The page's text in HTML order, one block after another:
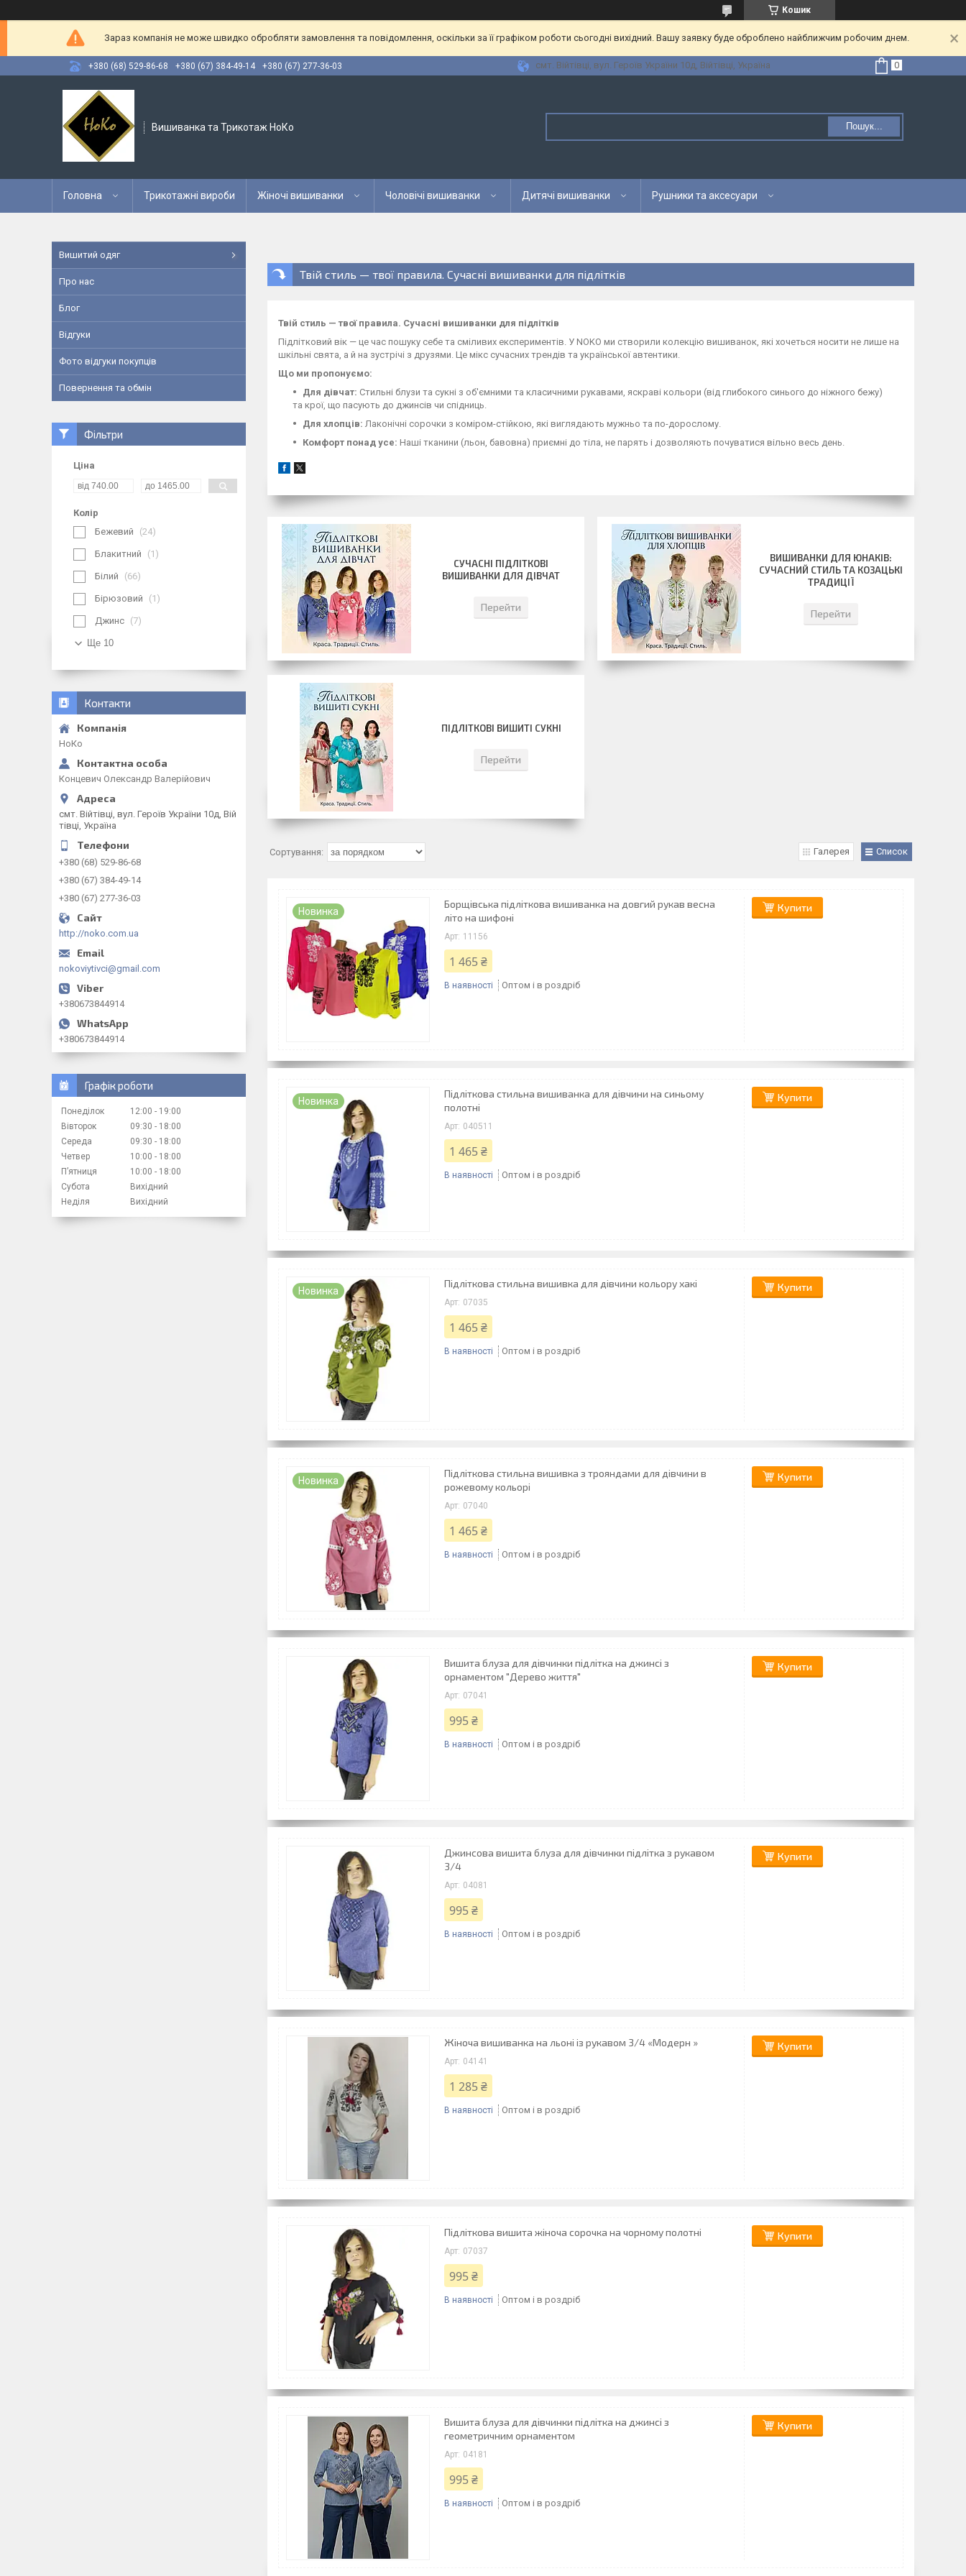
Кошик
Зараз компанія не може швидко обробляти замовлення та повідомлення, оскільки за її графіком роботи сьогодні вихідний. Вашу заявку буде оброблено найближчим робочим днем.
+380 (68) 529-86-68 +380 (67) 384-49-14 +380 (67) 277-36-03 смт. Війтівці, вул. Героїв України 10д, Війтівці, Україна
Вишиванка та Трикотаж НоКо Пошук...
Головна Трикотажні вироби Жіночі вишиванки Чоловічі вишиванки Дитячі вишиванки Рушники та аксесуари
Твій стиль — твої правила. Сучасні вишиванки для підлітків
Твій стиль — твої правила. Сучасні вишиванки для підлітків
Підлітковий вік — це час пошуку себе та сміливих експериментів. У NOKO ми створили колекцію вишиванок, які хочеться носити не лише на
шкільні свята, а й на зустрічі з друзями. Це мікс сучасних трендів та української автентики.
Що ми пропонуємо:
Для дівчат: Стильні блузи та сукні з об'ємними та класичними рукавами, яскраві кольори (від глибокого синього до ніжного бежу)
та крої, що пасують до джинсів чи спідниць.
Для хлопців: Лаконічні сорочки з коміром-стійкою, які виглядають мужньо та по-дорослому.
Комфорт понад усе: Наші тканини (льон, бавовна) приємні до тіла, не парять і дозволяють почуватися вільно весь день.
СУЧАСНІ ПІДЛІТКОВІ
ВИШИВАНКИ ДЛЯ ДІВЧАТ
Перейти
ВИШИВАНКИ ДЛЯ ЮНАКІВ:
СУЧАСНИЙ СТИЛЬ ТА КОЗАЦЬКІ
ТРАДИЦІЇ
Перейти
ПІДЛІТКОВІ ВИШИТІ СУКНІ
Перейти
Галерея Список
Новинка
Борщівська підліткова вишиванка на довгий рукав весна
літо на шифоні
11156
1 465 ₴
В наявності Оптом і в роздріб
Купити
Новинка
Підліткова стильна вишиванка для дівчини на синьому
полотні
040511
1 465 ₴
В наявності Оптом і в роздріб
Купити
Новинка
Підліткова стильна вишивка для дівчини кольору хакі
07035
1 465 ₴
В наявності Оптом і в роздріб
Купити
Новинка
Підліткова стильна вишивка з трояндами для дівчини в
рожевому кольорі
07040
1 465 ₴
В наявності Оптом і в роздріб
Купити
Вишита блуза для дівчинки підлітка на джинсі з
орнаментом "Дерево життя"
07041
995 ₴
В наявності Оптом і в роздріб
Купити
Джинсова вишита блуза для дівчинки підлітка з рукавом
3/4
04081
995 ₴
В наявності Оптом і в роздріб
Купити
Жіноча вишиванка на льоні із рукавом 3/4 «Модерн »
04141
1 285 ₴
В наявності Оптом і в роздріб
Купити
Підліткова вишита жіноча сорочка на чорному полотні
07037
995 ₴
В наявності Оптом і в роздріб
Купити
Вишита блуза для дівчинки підлітка на джинсі з
геометричним орнаментом
04181
995 ₴
В наявності Оптом і в роздріб
Купити
Вишитий одяг
Про нас
Блог
Відгуки
Фото відгуки покупців
Повернення та обмін
Фільтри
Ціна
Колір
Бежевий
24
Блакитний 1
Білий 66
Бірюзовий 1
Джинс 7
Ще 10
Контакти
НоКо
Концевич Олександр Валерійович
смт. Війтівці, вул. Героїв України 10д, Вій
тівці, Україна
+380 (68) 529-86-68
+380 (67) 384-49-14
+380 (67) 277-36-03
http://noko.com.ua
nokoviytivci@gmail.com
+380673844914
+380673844914
Графік роботи
Понеділок 12:00
19:00
Вівторок
09:30
18:00
Середа
09:30
18:00
Четвер
10:00
18:00
Пʼятниця
10:00
18:00
Субота
Вихідний
Неділя
Вихідний